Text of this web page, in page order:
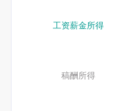
工资薪金所得
稿酬所得